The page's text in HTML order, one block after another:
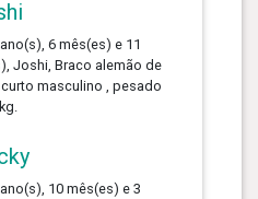
6 mês(es) e 11
Joshi, Braco alemão de
masculino , pesado
ano(s), 10 mês(es) e 3